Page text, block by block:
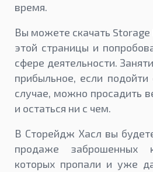
время.
Вы можете скачать Storage
этой страницы и
сфере деятельности.
прибыльное, если
случае, можно просадить
и остаться ни с чем.
В Сторейдж Хасл вы
продаже заброшенных
которых пропали и уже